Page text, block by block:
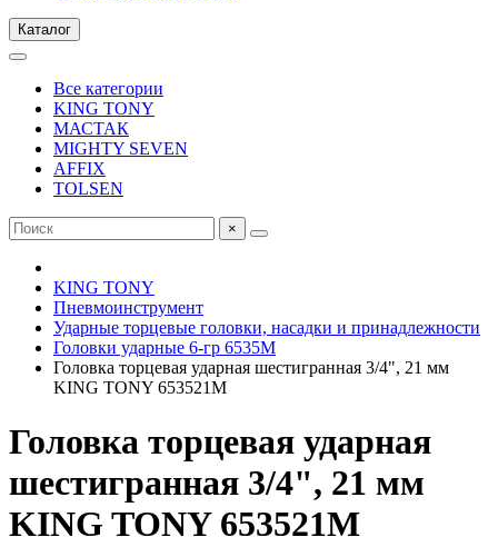
Каталог
Все категории
KING TONY
МАСТАК
MIGHTY SEVEN
AFFIX
TOLSEN
×
KING TONY
Пневмоинструмент
Ударные торцевые головки, насадки и принадлежности
Головки ударные 6-гр 6535M
Головка торцевая ударная шестигранная 3/4", 21 мм
KING TONY 653521M
Головка торцевая ударная
шестигранная 3/4", 21 мм
KING TONY 653521M